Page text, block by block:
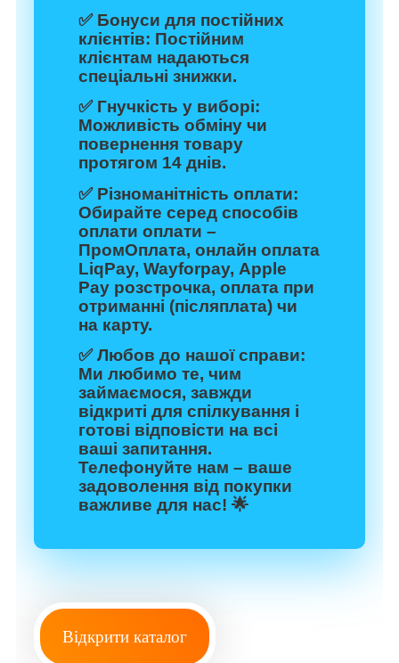
✅ Бонуси для постійних
клієнтів: Постійним
клієнтам надаються
спеціальні знижки.
✅ Гнучкість у виборі:
Можливість обміну чи
повернення товару
протягом 14 днів.
✅ Різноманітність оплати:
Обирайте серед способів
оплати оплати –
ПромОплата, онлайн оплата
LiqPay, Wayforpay, Apple
Pay розстрочка, оплата при
отриманні (післяплата) чи
на карту.
✅Любов до нашої справи:
Ми любимо те, чим
займаємося, завжди
відкриті для спілкування і
готові відповісти на всі
ваші запитання.
Телефонуйте нам – ваше
задоволення від покупки
важливе для нас! 🌟
Відкрити каталог